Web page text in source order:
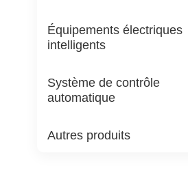
Équipements électriques
intelligents
Système de contrôle
automatique
Autres produits